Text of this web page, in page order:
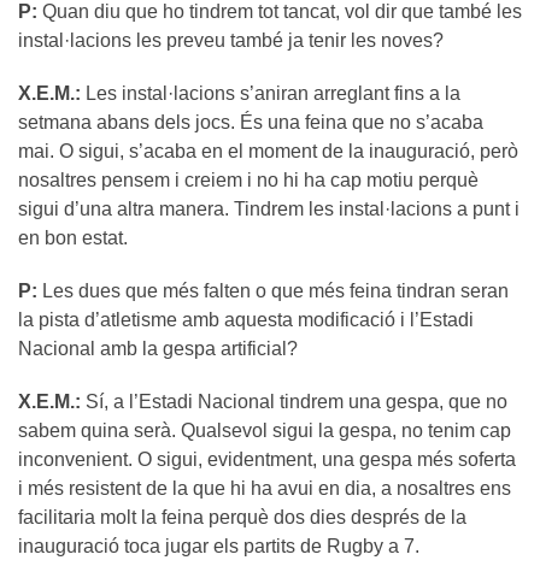
P: Quan diu que ho tindrem tot tancat, vol dir que també les
instal·lacions les preveu també ja tenir les noves?
X.E.M.: Les instal·lacions s’aniran arreglant fins a la
setmana abans dels jocs. És una feina que no s’acaba
mai. O sigui, s’acaba en el moment de la inauguració, però
nosaltres pensem i creiem i no hi ha cap motiu perquè
sigui d’una altra manera. Tindrem les instal·lacions a punt i
en bon estat.
P: Les dues que més falten o que més feina tindran seran
la pista d’atletisme amb aquesta modificació i l’Estadi
Nacional amb la gespa artificial?
X.E.M.: Sí, a l’Estadi Nacional tindrem una gespa, que no
sabem quina serà. Qualsevol sigui la gespa, no tenim cap
inconvenient. O sigui, evidentment, una gespa més soferta
i més resistent de la que hi ha avui en dia, a nosaltres ens
facilitaria molt la feina perquè dos dies després de la
inauguració toca jugar els partits de Rugby a 7.